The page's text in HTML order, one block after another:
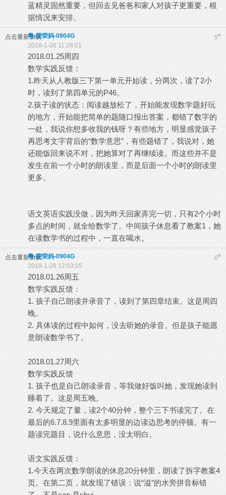
蓝精灵固然重要，但回去见爸爸和家人对孩子更重要，根
据情况来安排。
点击重新加载 5#
粵-荣荣妈-0904G
2018-1-26 11:28:01
2018.01.25周四
数学实践反馈：
1.昨天从人教版三下第一单元开始读，分两次，读了2小
时，读到了第四单元的P46。
2.孩子读的状态：阅读越放松了，开始能发现数学题好玩
的地方，开始能把简单的题随口报出答案，都错了数字的
一处，我说你想多收我的钱呀？有些地方，明显感觉孩子
再思考文字背后的“数学意思”，有些题错了，我说对，她
还能饭回来说不对，把她算对了再继续读。而这些并不是
发生在前一个小时的朗读里，而是后面一个小时的朗读里
更多。
语文英语实践没做，因为昨天回家弄完一切，只有2个小时
多点的时间，就全给数学了。中间孩子休息看了教案1，她
在读数学书的过程中，一直在喝水。
点击重新加载 6#
粵-荣荣妈-0904G
2018-1-28 12:03:05
2018.01.26周五
数学实践反馈：
1. 孩子自己朗读并录音了，读到了第四章结束。这是周四
晚。
2. 具体读的过程中如何，没去听她的录音。但是孩子能愿
意朗读数学书了。
2018.01.27周六
数学实践反馈
1. 孩子也是自己朗读录音，等我做好饭叫她，发现她读到
睡着了。这是周五晚。
2. 今天规定了量，读2个40分钟，整个三下书读完了。在
最后的6.7.8.9里面有太多明显的边读边思考的停顿。有一
题读完题目，说什么意思，没太明白。
语文实践反馈：
1.今天在两次数学朗读的休息20分钟里，朗读了拆字教案4
页。在第二页，就发现了错误：说“溢”的水旁拼音标错